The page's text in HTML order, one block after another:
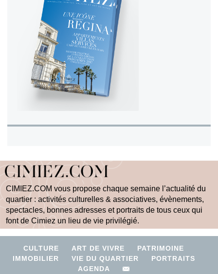
CIMIEZ.COM vous propose chaque semaine l’actualité du
quartier : activités culturelles & associatives, évènements,
spectacles, bonnes adresses et portraits de tous ceux qui
font de Cimiez un lieu de vie privilégié.
CULTURE ART DE VIVRE
PATRIMOINE
IMMOBILIER
VIE DU QUARTIER
PORTRAITS
AGENDA